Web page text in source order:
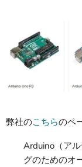
弊社のこちらのペ
Arduino（ア
グのためのオ